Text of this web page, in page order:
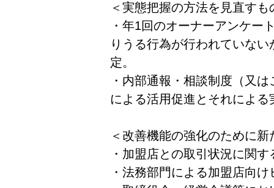
＜実態把握の方法を見直すも
・年1回のオーナーアンケー
りうる行為が行われていな
定。
・内部通報・相談制度（又
による活用促進とそれによる
＜改善機能の強化のために
・加盟店との取引状況に関
・法務部門による加盟店向